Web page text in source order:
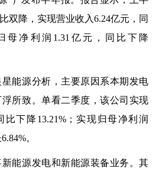
双降，实现营业收入6.24亿元，同
母净利润1.31亿元，同比下降
源分析，主要原因系本期发电
所致。单看二季度，该公司实现
比下降13.21%；实现归母净利润
。
源发电和新能源装备业务。其